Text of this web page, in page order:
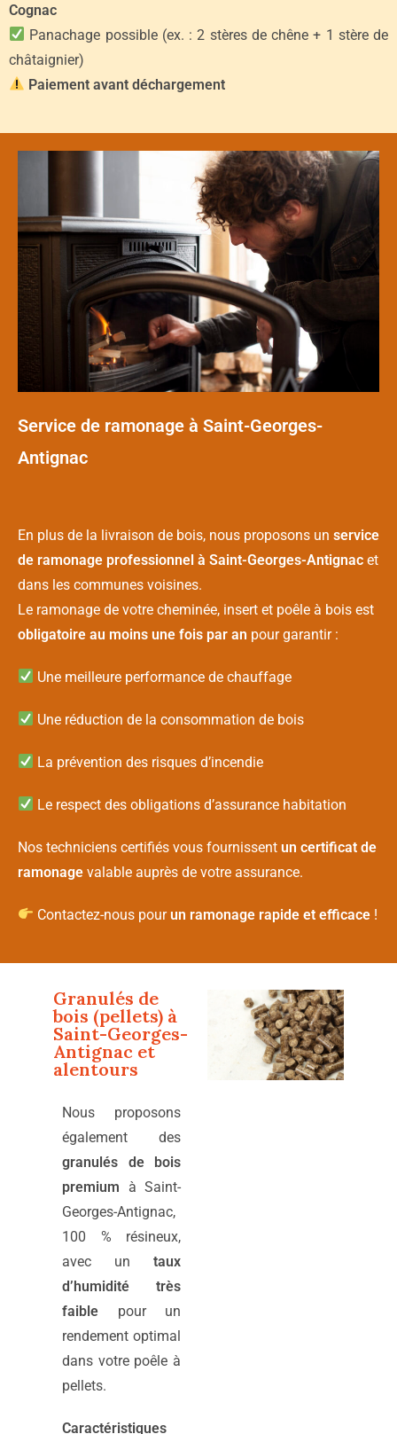
Cognac
Panachage possible (ex. : 2 stères de chêne + 1 stère de
châtaignier)
Paiement avant déchargement
Service de ramonage à Saint-Georges-
Antignac
En plus de la livraison de bois, nous proposons un service
de ramonage professionnel à Saint-Georges-Antignac et
dans les communes voisines.
Le ramonage de votre cheminée, insert et poêle à bois est
obligatoire au moins une fois par an pour garantir :
Une meilleure performance de chauffage
Une réduction de la consommation de bois
La prévention des risques d’incendie
Le respect des obligations d’assurance habitation
Nos techniciens certifiés vous fournissent un certificat de
ramonage valable auprès de votre assurance.
Contactez-nous pourun ramonage rapide et efficace !
Granulés de
bois (pellets) à
Saint-Georges-
Antignac et
alentours
Nous proposons
également des
granulés de bois
premium à Saint-
Georges-Antignac,
100 % résineux,
avec un taux
d’humidité très
faible pour un
rendement optimal
dans votre poêle à
pellets.
Caractéristiques